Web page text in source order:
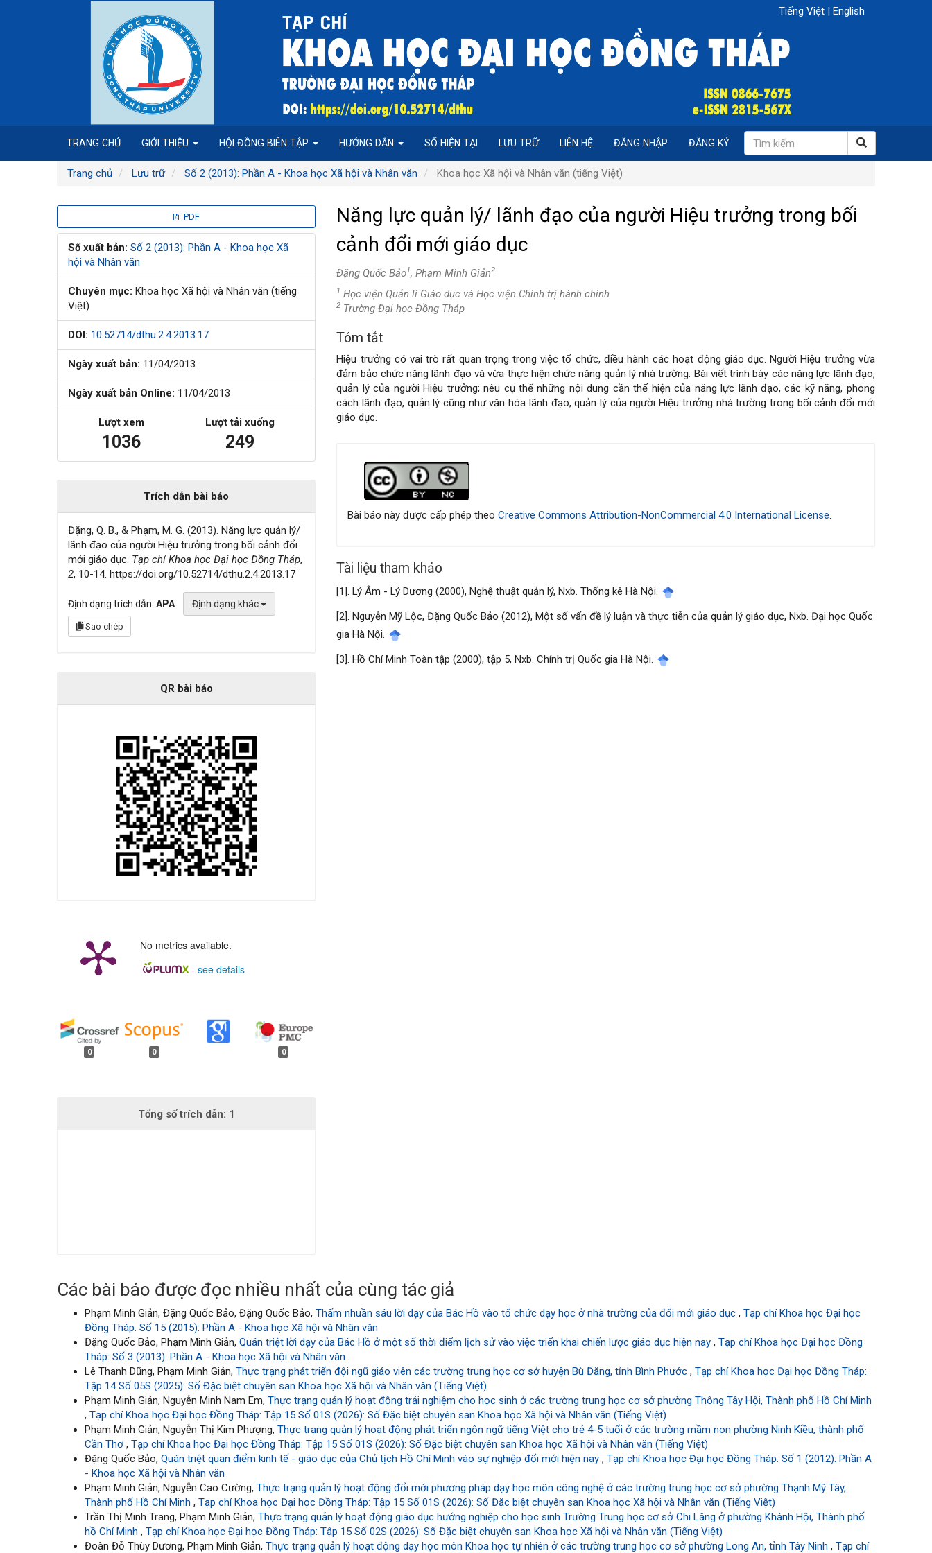
Tiếng Việt | English
TRANG CHỦ GIỚI THIỆU HỘI ĐỒNG BIÊN TẬP HƯỚNG DẪN SỐ HIỆN TẠI LƯU TRỮ LIÊN HỆ ĐĂNG NHẬP ĐĂNG KÝ
Trang chủ Lưu trữ Số 2 (2013): Phần A - Khoa học Xã hội và Nhân văn Khoa học Xã hội và Nhân văn (tiếng Việt)
Thanh
bên
bài
viết
PDF
Số xuất bản: Số 2 (2013): Phần A - Khoa học Xã
hội và Nhân văn
Chuyên mục: Khoa học Xã hội và Nhân văn (tiếng
Việt)
DOI: 10.52714/dthu.2.4.2013.17
Ngày xuất bản: 11/04/2013
Ngày xuất bản Online: 11/04/2013
Lượt xem
1036
Lượt tải xuống
249
Trích dẫn bài báo
Đặng, Q. B., & Phạm, M. G. (2013). Năng lực quản lý/
lãnh đạo của người Hiệu trưởng trong bối cảnh đổi
mới giáo dục. Tạp chí Khoa học Đại học Đồng Tháp,
2, 10-14. https://doi.org/10.52714/dthu.2.4.2013.17
Định dạng trích dẫn:APA Định dạng khác
Sao chép
QR bài báo
No metrics available.
- see details
0 0 0
Năng lực quản lý/ lãnh đạo của người Hiệu trưởng trong bối
cảnh đổi mới giáo dục
Đặng Quốc Bảo1, Phạm Minh Giản2
1 Học viện Quản lí Giáo dục và Học viện Chính trị hành chính
2 Trường Đại học Đồng Tháp
Nội
dung
chính
viết
Tóm tắt
Hiệu trưởng có vai trò rất quan trọng trong việc tổ chức, điều hành các hoạt động giáo dục. Người Hiệu trưởng vừa
đảm bảo chức năng lãnh đạo và vừa thực hiện chức năng quản lý nhà trường. Bài viết trình bày các năng lực lãnh đạo,
quản lý của người Hiệu trưởng; nêu cụ thể những nội dung cần thể hiện của năng lực lãnh đạo, các kỹ năng, phong
cách lãnh đạo, quản lý cũng như văn hóa lãnh đạo, quản lý của người Hiệu trưởng nhà trường trong bối cảnh đổi mới
giáo dục.
bài
Bài báo này được cấp phép theoCreative Commons Attribution-NonCommercial 4.0 International License.
Tài liệu tham khảo
[1]. Lý Âm - Lý Dương (2000), Nghệ thuật quản lý, Nxb. Thống kê Hà Nội.
[2]. Nguyễn Mỹ Lộc, Đặng Quốc Bảo (2012), Một số vấn đề lý luận và thực tiễn của quản lý giáo dục, Nxb. Đại học Quốc
gia Hà Nội.
[3]. Hồ Chí Minh Toàn tập (2000), tập 5, Nxb. Chính trị Quốc gia Hà Nội.
Các bài báo được đọc nhiều nhất của cùng tác giả
Phạm Minh Giản, Đặng Quốc Bảo, Đặng Quốc Bảo,Thấm nhuần sáu lời dạy của Bác Hồ vào tổ chức dạy học ở nhà trường của đổi mới giáo dục,Tạp chí Khoa học Đại học
Đồng Tháp: Số 15 (2015): Phần A - Khoa học Xã hội và Nhân văn
Đặng Quốc Bảo, Phạm Minh Giản,Quán triệt lời dạy của Bác Hồ ở một số thời điểm lịch sử vào việc triển khai chiến lược giáo dục hiện nay,Tạp chí Khoa học Đại học Đồng
Tháp: Số 3 (2013): Phần A - Khoa học Xã hội và Nhân văn
Lê Thanh Dũng, Phạm Minh Giản,Thực trạng phát triển đội ngũ giáo viên các trường trung học cơ sở huyện Bù Đăng, tỉnh Bình Phước,Tạp chí Khoa học Đại học Đồng Tháp:
Tập 14 Số 05S (2025): Số Đặc biệt chuyên san Khoa học Xã hội và Nhân văn (Tiếng Việt)
Phạm Minh Giản, Nguyễn Minh Nam Em,Thực trạng quản lý hoạt động trải nghiệm cho học sinh ở các trường trung học cơ sở phường Thông Tây Hội, Thành phố Hồ Chí Minh
,Tạp chí Khoa học Đại học Đồng Tháp: Tập 15 Số 01S (2026): Số Đặc biệt chuyên san Khoa học Xã hội và Nhân văn (Tiếng Việt)
Phạm Minh Giản, Nguyễn Thị Kim Phượng,Thực trạng quản lý hoạt động phát triển ngôn ngữ tiếng Việt cho trẻ 4-5 tuổi ở các trường mầm non phường Ninh Kiều, thành phố
Cần Thơ,Tạp chí Khoa học Đại học Đồng Tháp: Tập 15 Số 01S (2026): Số Đặc biệt chuyên san Khoa học Xã hội và Nhân văn (Tiếng Việt)
Đặng Quốc Bảo,Quán triệt quan điểm kinh tế - giáo dục của Chủ tịch Hồ Chí Minh vào sự nghiệp đổi mới hiện nay,Tạp chí Khoa học Đại học Đồng Tháp: Số 1 (2012): Phần A
- Khoa học Xã hội và Nhân văn
Phạm Minh Giản, Nguyễn Cao Cường,Thực trạng quản lý hoạt động đổi mới phương pháp dạy học môn công nghệ ở các trường trung học cơ sở phường Thạnh Mỹ Tây,
Thành phố Hồ Chí Minh,Tạp chí Khoa học Đại học Đồng Tháp: Tập 15 Số 01S (2026): Số Đặc biệt chuyên san Khoa học Xã hội và Nhân văn (Tiếng Việt)
Trần Thị Minh Trang, Phạm Minh Giản,Thực trạng quản lý hoạt động giáo dục hướng nghiệp cho học sinh Trường Trung học cơ sở Chi Lăng ở phường Khánh Hội, Thành phố
hồ Chí Minh,Tạp chí Khoa học Đại học Đồng Tháp: Tập 15 Số 02S (2026): Số Đặc biệt chuyên san Khoa học Xã hội và Nhân văn (Tiếng Việt)
Đoàn Đỗ Thùy Dương, Phạm Minh Giản,Thực trạng quản lý hoạt động dạy học môn Khoa học tự nhiên ở các trường trung học cơ sở phường Long An, tỉnh Tây Ninh,Tạp chí